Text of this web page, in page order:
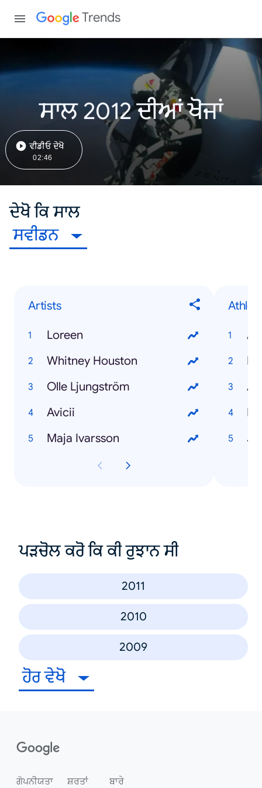
Trends
ਸਾਲ 2012 ਦੀਆਂ ਖੋਜਾਂ
ਵੀਡੀਓ ਦੇਖੋ
02:46
ਦੇਖੋ ਕਿ ਸਾਲ
ਸਵੀਡਨ
Artists
Loreen
Whitney Houston
Olle Ljungström
Avicii
Maja Ivarsson
ਪੜਚੋਲ ਕਰੋ ਕਿ ਕੀ ਰੁਝਾਨ ਸੀ
2011
2010
2009
ਹੋਰ ਵੇਖੋ
ਗੋਪਨੀਯਤਾ ਸ਼ਰਤਾਂ ਬਾਰੇ